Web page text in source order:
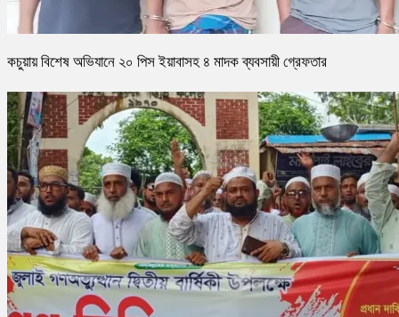
কচুয়ায় বিশেষ অভিযানে ২০ পিস ইয়াবাসহ ৪ মাদক ব্যবসায়ী গ্রেফতার